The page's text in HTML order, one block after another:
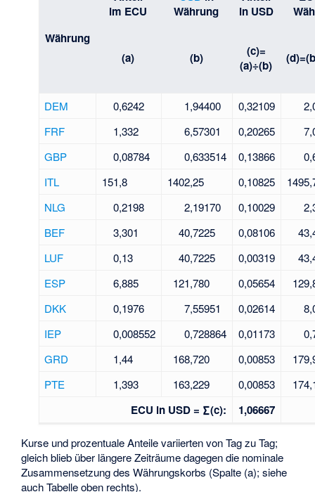
Währung
im ECU
Währung
in USD
(a) (b)
(c)=
(a)÷(b)
DEM 0,6242 1,94400 0,32109
FRF
1,332 6,57301 0,20265
GBP
0,08784 0,633514 0,13866
ITL
151,8 1402,25 0,10825
NLG
0,2198 2,19170 0,10029
BEF
3,301 40,7225 0,08106
LUF
0,13 40,7225 0,00319
ESP
6,885 121,780 0,05654
DKK
0,1976 7,55951 0,02614
IEP
0,008552 0,728864 0,01173
GRD
1,44 168,720 0,00853
PTE
1,393 163,229 0,00853
ECU in USD = ∑(c): 1,06667
Kurse und prozentuale Anteile variierten von Tag zu Tag;
gleich blieb über längere Zeiträume dagegen die nominale
Zusammensetzung des Währungskorbs (Spalte (a); siehe
auch Tabelle oben rechts).